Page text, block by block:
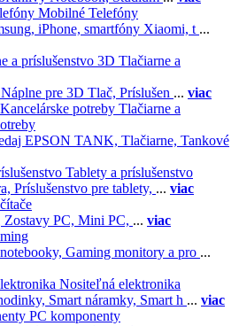
Mobilné Telefóny
iPhone, smartfóny Xiaomi, t ...
3D Tlačiarne a
Náplne pre 3D Tlač, Príslušen ... viac
Tlačiarne a
EPSON TANK, Tlačiarne, Tankové
Tablety a príslušenstvo
Príslušenstvo pre tablety, ... viac
Zostavy PC, Mini PC, ... viac
Gaming monitory a pro ...
Nositeľná elektronika
Smart náramky, Smart h ... viac
PC komponenty